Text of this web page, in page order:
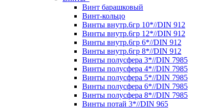
Винт барашковый
Винт-кольцо
Винты внутр.6гр 10*//DIN 912
Винты внутр.6гр 12*//DIN 912
Винты внутр.6гр 6*//DIN 912
Винты внутр.6гр 8*//DIN 912
Винты полусфера 3*//DIN 7985
Винты полусфера 4*//DIN 7985
Винты полусфера 5*//DIN 7985
Винты полусфера 6*//DIN 7985
Винты полусфера 8*//DIN 7985
Винты потай 3*//DIN 965